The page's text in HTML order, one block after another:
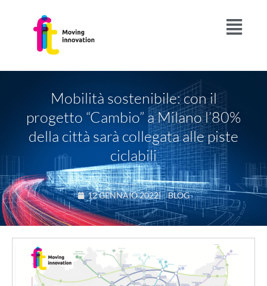
Mobilità sostenibile: con il
progetto “Cambio” a Milano l’80%
della città sarà collegata alle piste
ciclabili
12 GENNAIO 2022|BLOG